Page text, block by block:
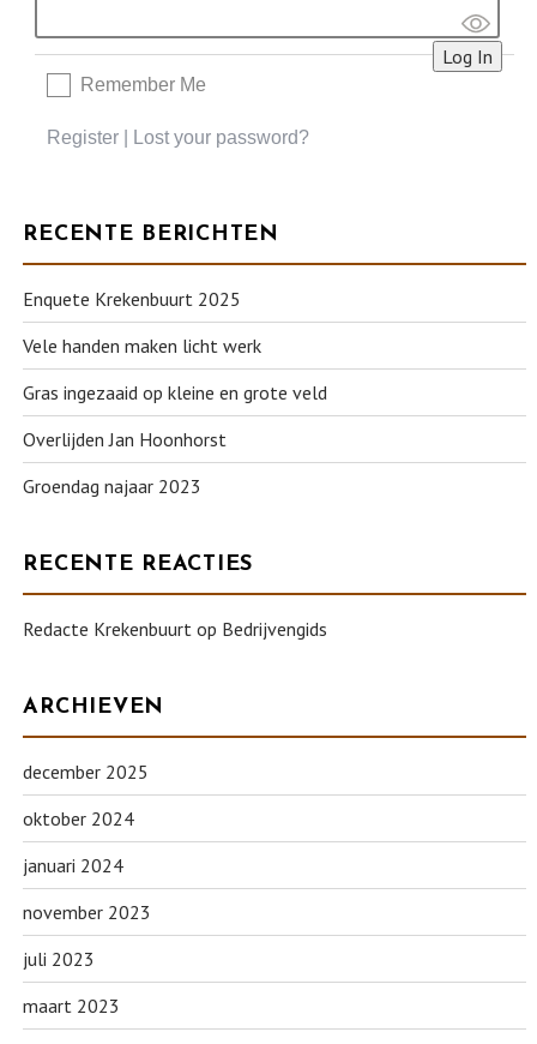
Remember Me
Register Lost your password?
RECENTE BERICHTEN
Enquete Krekenbuurt 2025
Vele handen maken licht werk
Gras ingezaaid op kleine en grote veld
Overlijden Jan Hoonhorst
Groendag najaar 2023
RECENTE REACTIES
Redacte Krekenbuurt op Bedrijvengids
ARCHIEVEN
december 2025
oktober 2024
januari 2024
november 2023
juli 2023
maart 2023